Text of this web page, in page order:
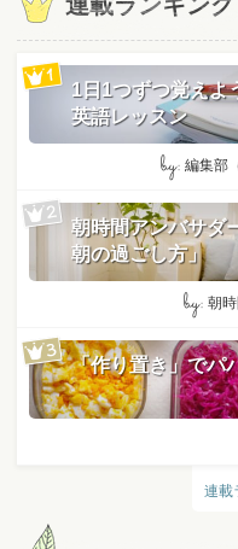
1日1つずつ覚えよ
英語レッスン
by: 編集部
朝時間アンバサダ
朝の過ごし方」
by: 朝
「作り置き」でパ
連載